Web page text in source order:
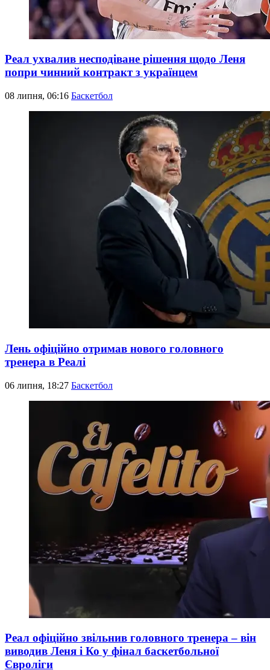
Реал ухвалив несподіване рішення щодо Леня
попри чинний контракт з українцем
08 липня, 06:16 Баскетбол
Лень офіційно отримав нового головного
тренера в Реалі
06 липня, 18:27 Баскетбол
Реал офіційно звільнив головного тренера – він
виводив Леня і Ко у фінал баскетбольної
Євроліги